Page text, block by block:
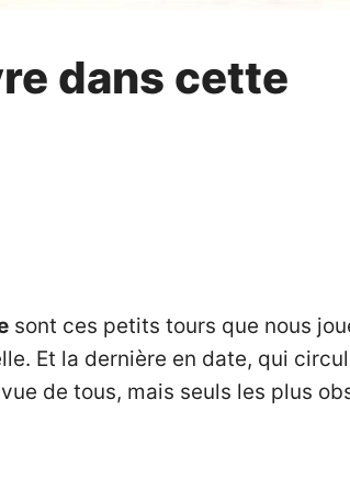
dans cette
sont ces petits tours que nous
Et la dernière en date, qui
de tous, mais seuls les plus